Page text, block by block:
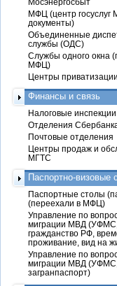
МФЦ (центр госуслуг
документы)
Объединенные
службы (ОДС)
Службы одного окна
МФЦ)
Центры приватизации
Финансы и связь
Налоговые инспекции
Отделения
Почтовые отделения
Центры продаж и
МГТС
Паспортно-визовые
Паспортные столы
(переехали в МФЦ)
Управление по
миграции МВД (УФМС,
гражданство РФ,
проживание, вид на
Управление по
миграции МВД
загранпаспорт)